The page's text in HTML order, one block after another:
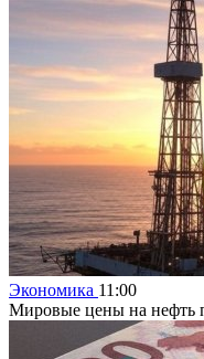
Экономика 11:00
Мировые цены на нефть